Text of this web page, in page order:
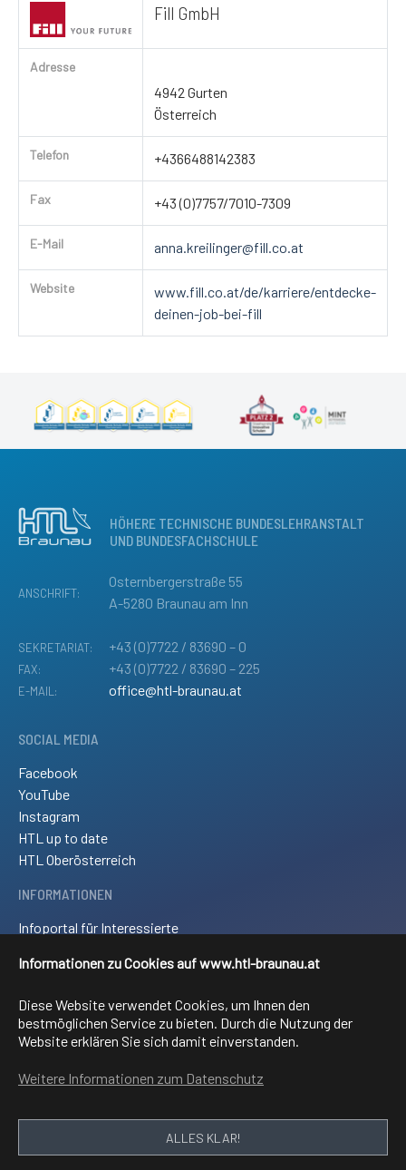
Informationen zu Cookies auf www.htl-braunau.at
Diese Website verwendet Cookies, um Ihnen den
bestmöglichen Service zu bieten. Durch die Nutzung der
Website erklären Sie sich damit einverstanden.
Weitere Informationen zum Datenschutz
ALLES KLAR!
Fill GmbH
Adresse
4942 Gurten
Österreich
Telefon +4366488142383
Fax +43 (0)7757/7010-7309
E-Mail anna.kreilinger@fill.co.at
Website
www.fill.co.at/de/karriere/entdecke-
deinen-job-bei-fill
HÖHERE TECHNISCHE BUNDESLEHRANSTALT
UND BUNDESFACHSCHULE
ANSCHRIFT:
Osternbergerstraße 55
A-5280 Braunau am Inn
SEKRETARIAT: +43 (0)7722 / 83690 – 0
FAX: +43 (0)7722 / 83690 – 225
E-MAIL: office@htl-braunau.at
SOCIAL MEDIA
Facebook
YouTube
Instagram
HTL up to date
HTL Oberösterreich
INFORMATIONEN
Infoportal für Interessierte
Downloads
Sitemap
FACHRICHTUNGEN
Elektronik und technische Informatik
Informationstechnologie